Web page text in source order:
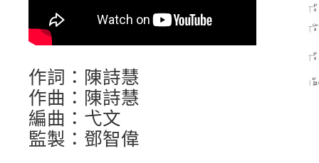
作詞：陳詩慧
作曲：陳詩慧
編曲：弋文
監製：鄧智偉